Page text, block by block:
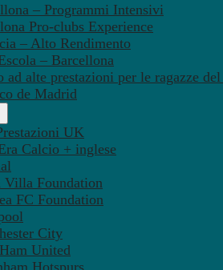
– Programmi Intensivi
Pro-clubs Experience
– Alto Rendimento
– Barcellona
ad alte prestazioni per le ragazze
de Madrid
UK
Calcio + inglese
Villa Foundation
FC Foundation
City
United
Hotspurs